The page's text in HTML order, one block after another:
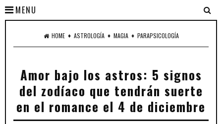
MENU
HOME ♦ ASTROLOGÍA ♦ MAGIA ♦ PARAPSICOLOGÍA
Amor bajo los astros: 5 signos
del zodíaco que tendrán suerte
en el romance el 4 de diciembre